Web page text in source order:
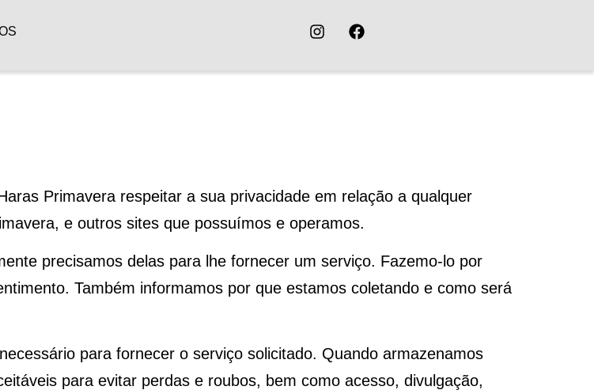
Primavera respeitar a sua privacidade em relação a qualquer
e outros sites que possuímos e operamos.
precisamos delas para lhe fornecer um serviço. Fazemo-lo por
Também informamos por que estamos coletando e como será
para fornecer o serviço solicitado. Quando armazenamos
para evitar perdas e roubos, bem como acesso, divulgação,